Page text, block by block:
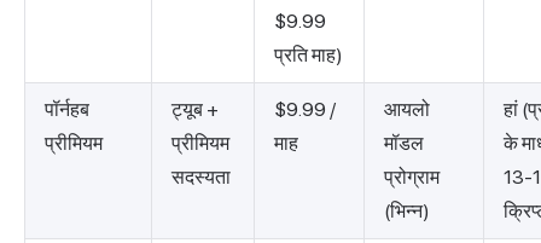
$9.99
प्रति माह)
पॉर्नहब
प्रीमियम
ट्यूब +
प्रीमियम
सदस्यता
$9.99 /
माह
आयलो
मॉडल
प्रोग्राम
(भिन्न)
हां
के
13-